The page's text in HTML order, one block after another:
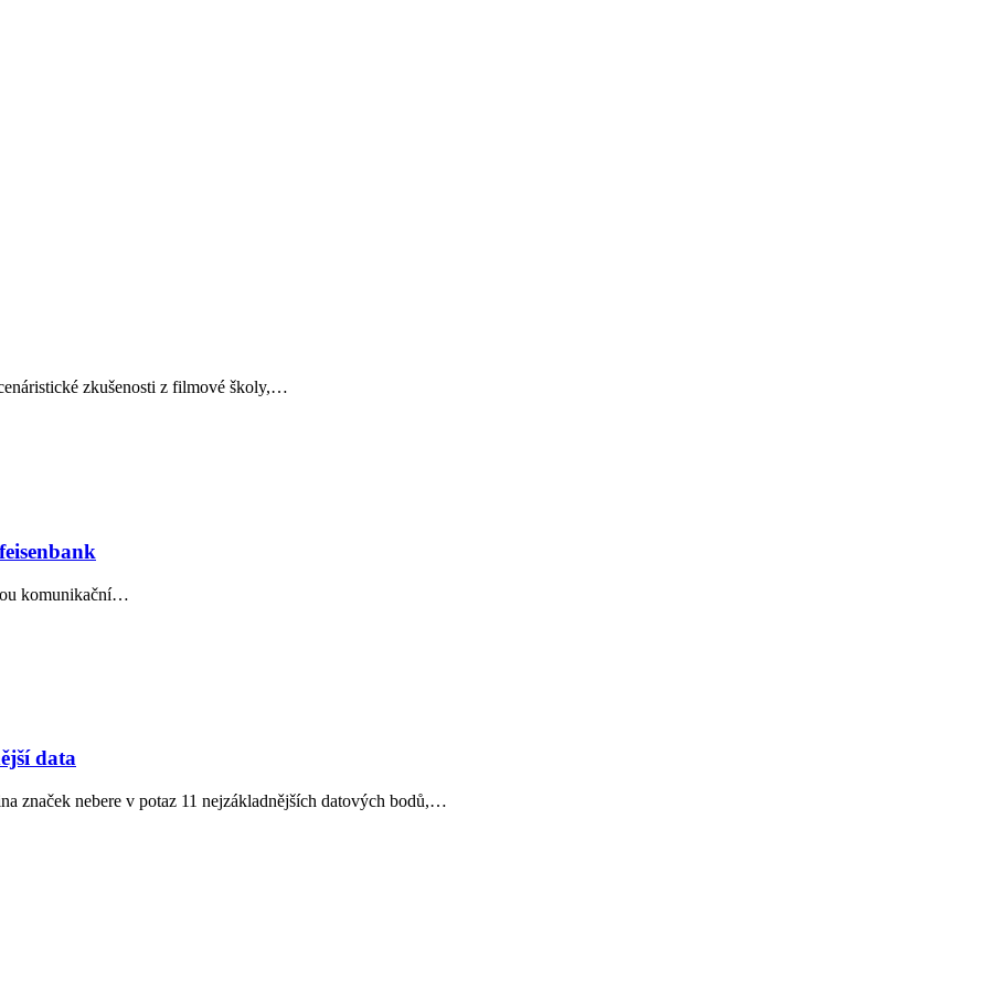
zkušenosti z filmové školy,…
komunikační…
data
značek nebere v potaz 11 nejzákladnějších datových bodů,…